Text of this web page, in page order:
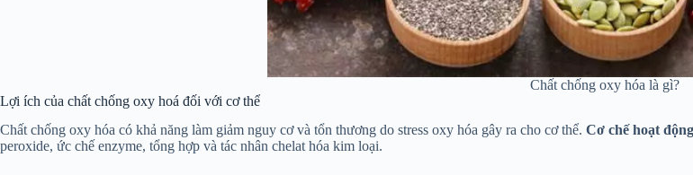
Chất chống oxy hóa là gì?
Lợi ích của chất chống oxy hoá đối với cơ thể
Chất chống oxy hóa có khả năng làm giảm nguy cơ và tổn thương do stress oxy hóa gây ra cho cơ thể. Cơ chế hoạt động
peroxide, ức chế enzyme, tổng hợp và tác nhân chelat hóa kim loại.